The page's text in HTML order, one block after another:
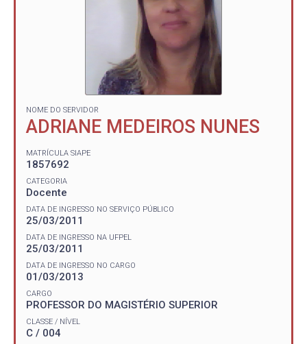
NOME DO SERVIDOR
ADRIANE MEDEIROS NUNES
MATRÍCULA SIAPE
1857692
CATEGORIA
Docente
DATA DE INGRESSO NO SERVIÇO PÚBLICO
25/03/2011
DATA DE INGRESSO NA UFPEL
25/03/2011
DATA DE INGRESSO NO CARGO
01/03/2013
CARGO
PROFESSOR DO MAGISTÉRIO SUPERIOR
CLASSE / NÍVEL
C / 004